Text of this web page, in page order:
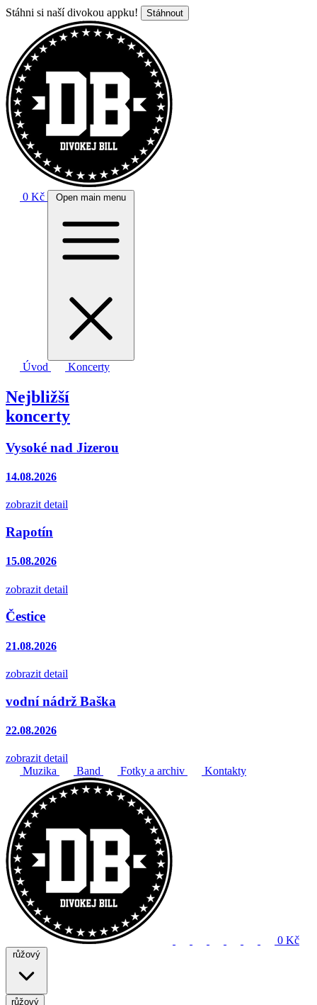
Stáhni si naší divokou appku! Stáhnout
0 Kč Open main menu
Úvod Koncerty
Nejbližší
koncerty
Vysoké nad Jizerou
14.08.2026
zobrazit detail
Rapotín
15.08.2026
zobrazit detail
Čestice
21.08.2026
zobrazit detail
vodní nádrž Baška
22.08.2026
zobrazit detail
Muzika
Band Fotky a archiv Kontakty
0 Kč
růžový
růžový